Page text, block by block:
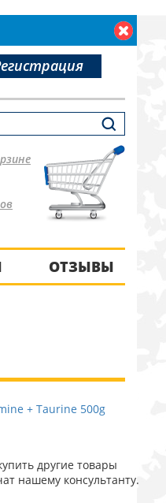
ОТЗЫВЫ
+ Taurine 500g
другие товары
нашему консультанту.